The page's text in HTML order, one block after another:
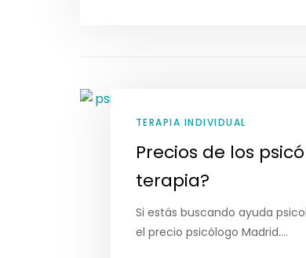
TERAPIA INDIVIDUAL
Precios de los
terapia?
Si estás buscando ayuda
el precio psicólogo Madrid.…